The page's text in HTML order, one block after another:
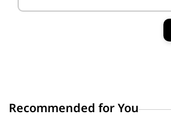
Recommended for You